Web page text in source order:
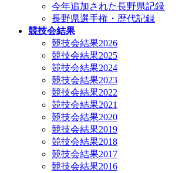
今年追加された長野県記録
長野県選手権・歴代記録
競技会結果
競技会結果2026
競技会結果2025
競技会結果2024
競技会結果2023
競技会結果2022
競技会結果2021
競技会結果2020
競技会結果2019
競技会結果2018
競技会結果2017
競技会結果2016